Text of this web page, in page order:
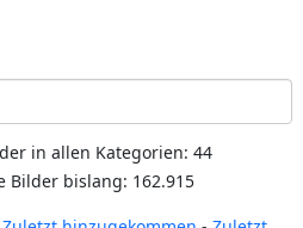
in allen Kategorien: 44
Bilder bislang: 162.915